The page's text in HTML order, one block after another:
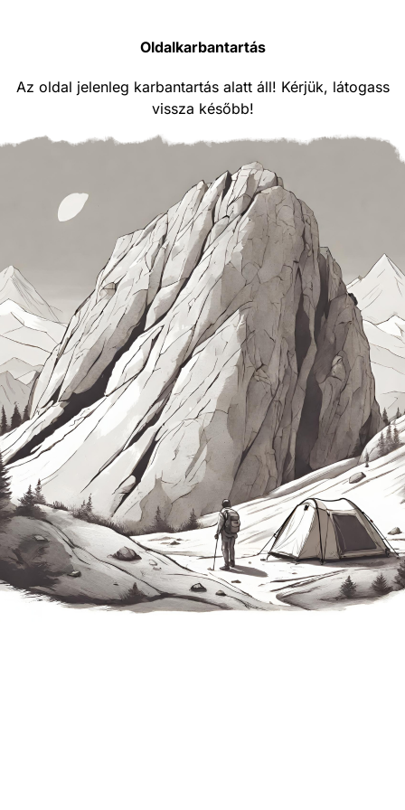
Oldalkarbantartás
Az oldal jelenleg karbantartás alatt áll! Kérjük, látogass
vissza később!